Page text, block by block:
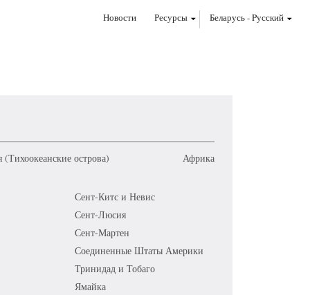
Новости Ресурсы Беларусь-Pусский
(Тихоокеанские острова) Африка
Сент-Китс и Невис
Сент-Люсия
Сент-Мартен
Соединенные Штаты Америки
Тринидад и Тобаго
Ямайка